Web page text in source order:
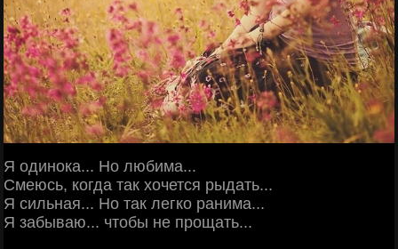
Я одинока... Но любима...
Смеюсь, когда так хочется рыдать...
Я сильная... Но так легко ранима...
Я забываю... чтобы не прощать...